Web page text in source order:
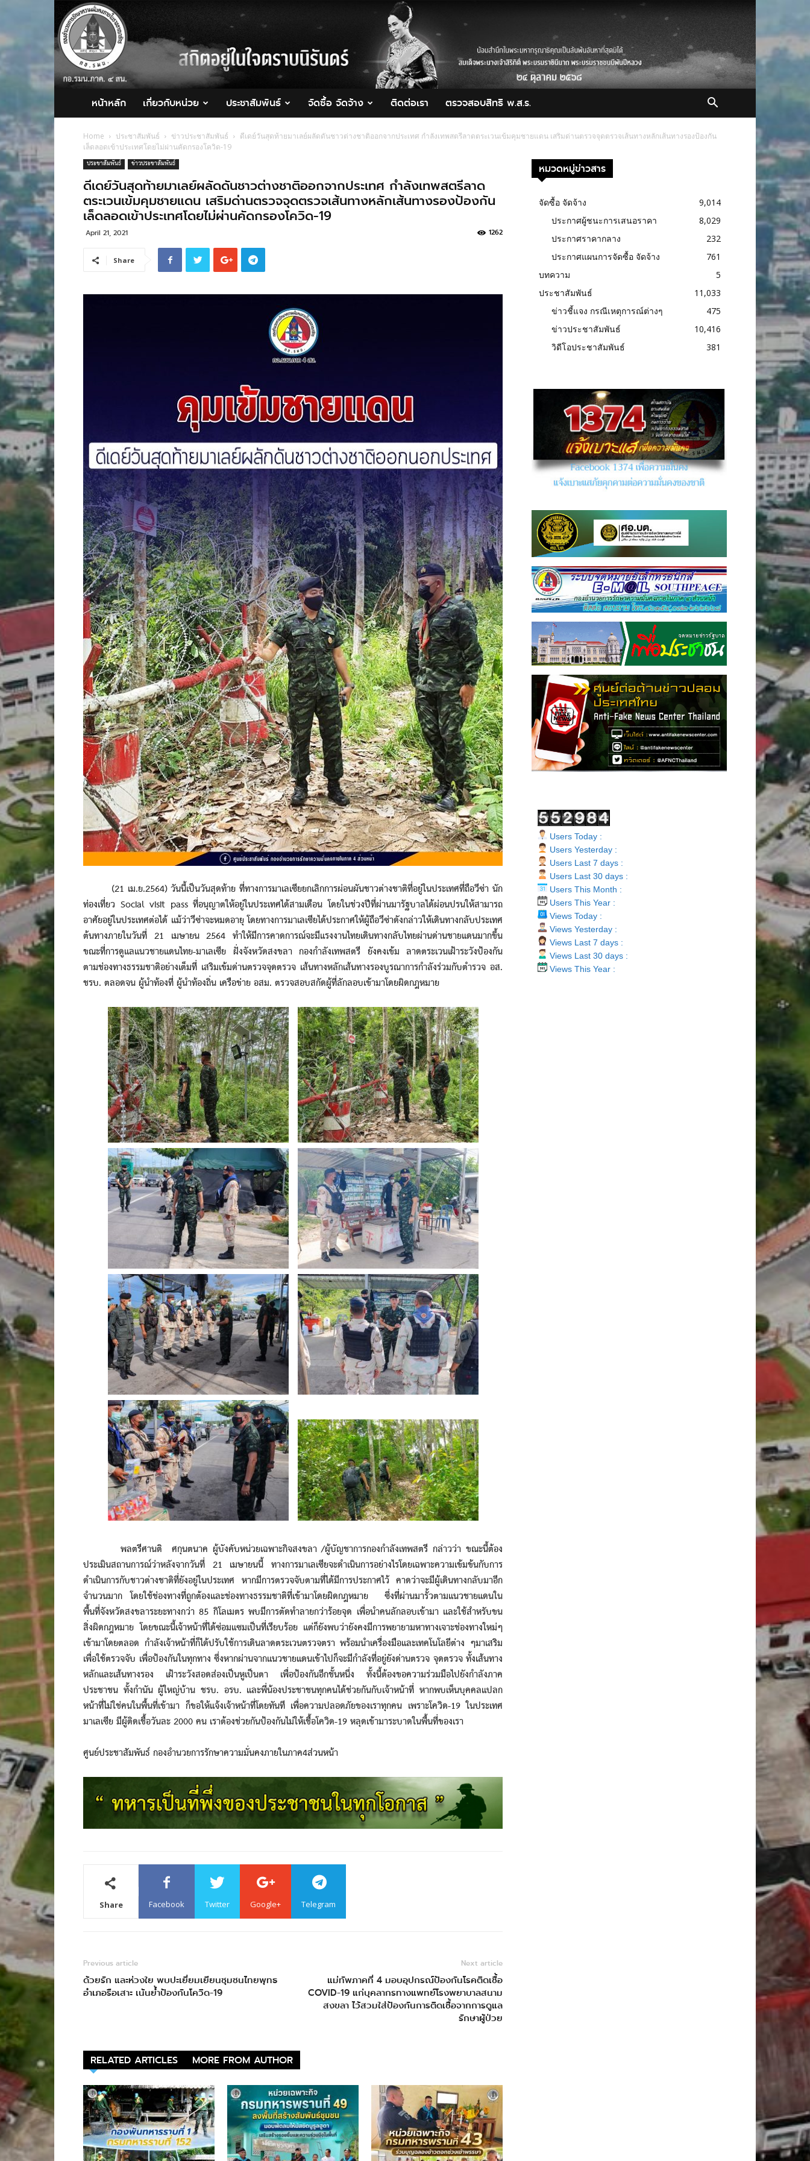
กอ.รมน.ภาค
4
สน.
หน้าหลัก เกี่ยวกับหน่วย ประชาสัมพันธ์ จัดซื้อ จัดจ้าง ติดต่อเรา ตรวจสอบสิทธิ พ.ส.ร.
Home ประชาสัมพันธ์ ข่าวประชาสัมพันธ์
ดีเดย์วันสุดท้ายมาเลย์ผลัดดันชาวต่างชาติออกจากประเทศ กำลังเทพสตรีลาดตระเวนเข้มคุมชายแดน เสริมด่านตรวจจุดตรวจเส้นทางหลักเส้นทางรองป้องกัน
เล็ดลอดเข้าประเทศโดยไม่ผ่านคัดกรองโควิด-19
ประชาสัมพันธ์ ข่าวประชาสัมพันธ์
ดีเดย์วันสุดท้ายมาเลย์ผลัดดันชาวต่างชาติออกจากประเทศ กำลังเทพสตรีลาด
ตระเวนเข้มคุมชายแดน เสริมด่านตรวจจุดตรวจเส้นทางหลักเส้นทางรองป้องกัน
เล็ดลอดเข้าประเทศโดยไม่ผ่านคัดกรองโควิด-19
April 21, 2021 1262
Share
(21 เม.ย.2564) วันนี้เป็นวันสุดท้าย ที่ทางการมาเลเซียยกเลิกการผ่อนผันชาวต่างชาติที่อยู่ในประเทศที่ถือวีซ่า นัก
ท่องเที่ยว Social visit pass ที่อนุญาตให้อยู่ในประเทศได้สามเดือน โดยในช่วงปีที่ผ่านมารัฐบาลได้ผ่อนปรนให้สามารถ
อาศัยอยู่ในประเทศต่อได้ แม้ว่าวีซ่าจะหมดอายุ โดยทางการมาเลเซียได้ประกาศให้ผู้ถือวีซ่าดังกล่าวให้เดินทางกลับประเทศ
ต้นทางภายในวันที่ 21 เมษายน 2564 ทำให้มีการคาดการณ์จะมีแรงงานไทยเดินทางกลับไทยผ่านด่านชายแดนมากขึ้น
ขณะที่การดูแลแนวชายแดนไทย-มาเลเซีย ฝั่งจังหวัดสงขลา กองกำลังเทพสตรี ยังคงเข้ม ลาดตระเวนเฝ้าระวังป้องกัน
ตามช่องทางธรรมชาติอย่างเต็มที่ เสริมเข้มด่านตรวจจุดตรวจ เส้นทางหลักเส้นทางรองบูรณาการกำลังร่วมกับตำรวจ อส.
ชรบ. ตลอดจน ผู้นำท้องที่ ผู้นำท้องถิ่น เครือข่าย อสม. ตรวจสอบสกัดผู้ที่ลักลอบเข้ามาโดยผิดกฎหมาย
พลตรีศานติ ศกุนตนาค ผู้บังคับหน่วยเฉพาะกิจสงขลา /ผู้บัญชาการกองกำลังเทพสตรี กล่าวว่า ขณะนี้ต้อง
ประเมินสถานการณ์ว่าหลังจากวันที่ 21 เมษายนนี้ ทางการมาเลเซียจะดำเนินการอย่างไรโดยเฉพาะความเข้มข้นกับการ
ดำเนินการกับชาวต่างชาติที่ยังอยู่ในประเทศ หากมีการตรวจจับตามที่ได้มีการประกาศไว้ คาดว่าจะมีผู้เดินทางกลับมาอีก
จำนวนมาก โดยใช้ช่องทางที่ถูกต้องและช่องทางธรรมชาติที่เข้ามาโดยผิดกฎหมาย ซึ่งที่ผ่านมารั้วตามแนวชายแดนใน
พื้นที่จังหวัดสงขลาระยะทางกว่า 85 กิโลเมตร พบมีการตัดทำลายกว่าร้อยจุด เพื่อนำคนลักลอบเข้ามา และใช้สำหรับขน
สิ่งผิดกฎหมาย โดยขณะนี้เจ้าหน้าที่ได้ซ่อมแซมเป็นที่เรียบร้อย แต่ก็ยังพบว่ายังคงมีการพยายามหาทางเจาะช่องทางใหม่ๆ
เข้ามาโดยตลอด กำลังเจ้าหน้าที่ก็ได้ปรับใช้การเดินลาดตระเวนตรวจตรา พร้อมนำเครื่องมือและเทคโนโลยีต่าง ๆมาเสริม
เพื่อใช้ตรวจจับ เพื่อป้องกันในทุกทาง ซึ่งหากผ่านจากแนวชายแดนเข้าไปก็จะมีกำลังที่อยู่ยังด่านตรวจ จุดตรวจ ทั้งเส้นทาง
หลักและเส้นทางรอง เฝ้าระวังสอดส่องเป็นหูเป็นตา เพื่อป้องกันอีกชั้นหนึ่ง ทั้งนี้ต้องขอความร่วมมือไปยังกำลังภาค
ประชาชน ทั้งกำนัน ผู้ใหญ่บ้าน ชรบ. อรบ. และพี่น้องประชาชนทุกคนได้ช่วยกันกับเจ้าหน้าที่ หากพบเห็นบุคคลแปลก
หน้าที่ไม่ใช่คนในพื้นที่เข้ามา ก็ขอให้แจ้งเจ้าหน้าที่โดยทันที เพื่อความปลอดภัยของเราทุกคน เพราะโควิด-19 ในประเทศ
มาเลเซีย มีผู้ติดเชื้อวันละ 2000 คน เราต้องช่วยกันป้องกันไม่ให้เชื้อโควิด-19 หลุดเข้ามาระบาดในพื้นที่ของเรา
ศูนย์ประชาสัมพันธ์ กองอำนวยการรักษาความมั่นคงภายในภาค4ส่วนหน้า
Share Facebook Twitter Google+ Telegram
Previous article
ด้วยรัก และห่วงใย พบปะเยี่ยมเยียนชุมชนไทยพุทธ
อำเภอรือเสาะ เน้นย้ำป้องกันโควิด-19
Next article
แม่ทัพภาคที่ 4 มอบอุปกรณ์ป้องกันโรคติดเชื้อ
COVID-19 แก่บุคลากรทางแพทย์โรงพยาบาลสนาม
สงขลา ไว้สวมใส่ป้องกันการติดเชื้อจากการดูแล
รักษาผู้ป่วย
RELATED ARTICLES MORE FROM AUTHOR
หมวดหมู่ข่าวสาร
จัดซื้อ จัดจ้าง
9,014
ประกาศผู้ชนะการเสนอราคา
8,029
ประกาศราคากลาง
232
ประกาศแผนการจัดซื้อ จัดจ้าง
761
บทความ
5
ประชาสัมพันธ์
11,033
ข่าวชี้แจง กรณีเหตุการณ์ต่างๆ
475
ข่าวประชาสัมพันธ์
10,416
วิดีโอประชาสัมพันธ์
381
Users Today :
Users Yesterday :
Users Last 7 days :
Users Last 30 days :
Users This Month :
Users This Year :
Views Today :
Views Yesterday :
Views Last 7 days :
Views Last 30 days :
Views This Year :